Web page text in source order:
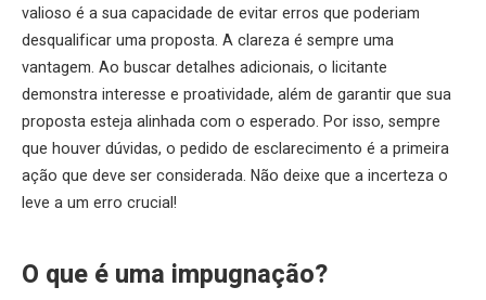
valioso é a sua capacidade de evitar erros que poderiam
desqualificar uma proposta. A clareza é sempre uma
vantagem. Ao buscar detalhes adicionais, o licitante
demonstra interesse e proatividade, além de garantir que sua
proposta esteja alinhada com o esperado. Por isso, sempre
que houver dúvidas, o pedido de esclarecimento é a primeira
ação que deve ser considerada. Não deixe que a incerteza o
leve a um erro crucial!
O que é uma impugnação?